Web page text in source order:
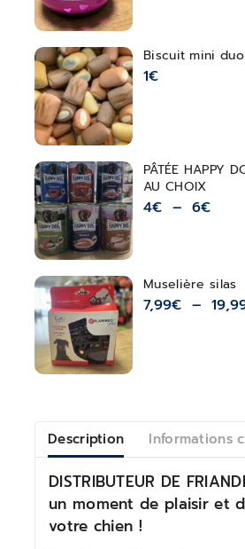
Biscuit mini
1€
PÂTÉE HAPPY
AU CHOIX
4€ – 6€
Muselière silas
7,99€ –
Description Informations
DISTRIBUTEUR DE
un moment de plaisir et
votre chien !